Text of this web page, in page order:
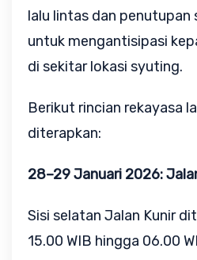
lalu lintas dan penutupan
untuk mengantisipasi
di sekitar lokasi syuting.
Berikut rincian rekayasa
diterapkan:
28–29 Januari 2026:
Sisi selatan Jalan Kunir
15.00 WIB hingga 06.00